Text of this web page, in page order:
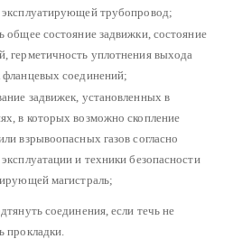
трубопровод;
общее состояние задвижки, состояние
герметичность уплотнения выхода
соединений;
задвижек, установленных в
в которых возможно скопление
взрывоопасных газов согласно
и техники безопасности
магистраль;
соединения, если течь не
прокладки.